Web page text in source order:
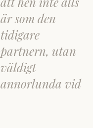
är som den
tidigare
partnern, utan
väldigt
annorlunda vid